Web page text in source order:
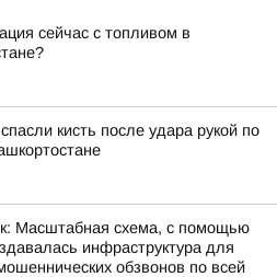
сейчас с топливом в
кисть после удара рукой по
Масштабная схема, с помощью
инфраструктура для
обзвонов по всей